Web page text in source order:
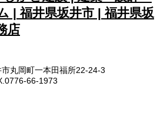
丸岡町一本田福所22-24-3
66-1973